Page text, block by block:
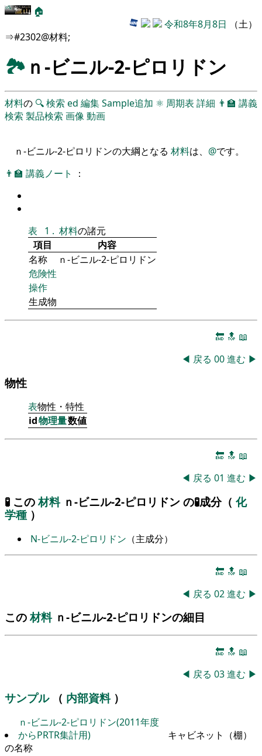
🏠
令和8年8月8日 （土）
⇒#2302@材料;
🏞 ｎ-ビニル-2-ピロリドン
材料の 🔍検索 ed 編集Sample追加 ⚛ 周期表 詳細 👨‍🏫 講義
検索 製品検索 画像動画
ｎ-ビニル-2-ピロリドンの大綱となる 材料は、 @です。
👨‍🏫 講義ノート ：
表 1 . 材料の諸元
項目
内容
名称
ｎ-ビニル-2-ピロリドン
危険性
操作
生成物
🔚 🔝 📖
◀ 戻る 00進む ▶
物性
表物性・特性
id物理量数値
🔚 🔝 📖
◀ 戻る 01 進む ▶
🧪 この材料 ｎ-ビニル-2-ピロリドン の🧪成分（ 化
学種 ）
N-ビニル-2-ピロリドン （主成分）
🔚 🔝 📖
◀ 戻る 02進む ▶
この材料 ｎ-ビニル-2-ピロリドンの細目
🔚 🔝 📖
◀ 戻る 03進む ▶
サンプル （ 内部資料 ）
ｎ-ビニル-2-ピロリドン(2011年度
からPRTR集計用)
キャビネット（棚）
の名称